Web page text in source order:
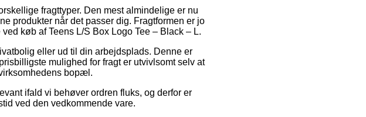
fragttyper. Den mest almindelige er nu
produkter når det passer dig. Fragtformen er jo
køb af Teens L/S Box Logo Tee – Black – L.
eller ud til din arbejdsplads. Denne er
mulighed for fragt er utvivlsomt selv at
bopæl.
ifald vi behøver ordren fluks, og derfor er
ved den vedkommende vare.